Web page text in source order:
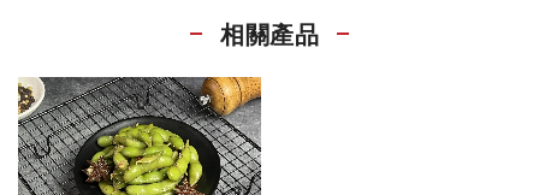
相關產品